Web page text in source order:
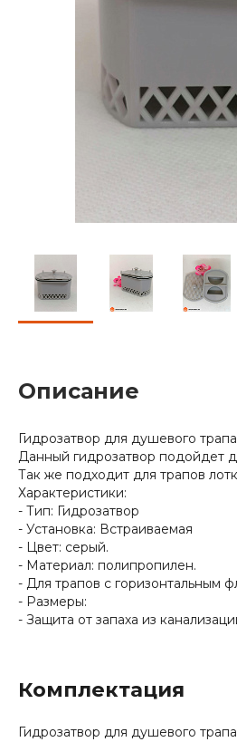
Описание
Гидрозатвор для душевого
Данный гидрозатвор подойдет
Так же подходит для трапов
Характеристики:
- Тип: Гидрозатвор
- Установка: Встраиваемая
- Цвет: серый.
- Материал: полипропилен.
- Для трапов с горизонтальным
- Размеры:
- Защита от запаха из
Комплектация
Гидрозатвор для душевого